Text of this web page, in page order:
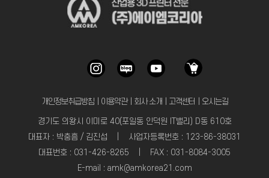
개인정보취급방침｜ 이용약관｜ 회사 소개 고객센터 오시는길
경기도 의왕시 이미로 40(포일동 인덕원 IT밸리) D동 610호
대표자 : 박충흠 / 김진섭 | 사업자등록번호 : 123-86-38031
대표번호 : 031-426-8265 | FAX : 031-8084-3005
E-mail : amk@amkorea21.com